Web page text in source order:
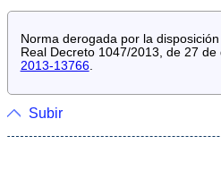
Norma derogada por la
Real Decreto 1047/2013, de 27 de
2013-13766.
Subir